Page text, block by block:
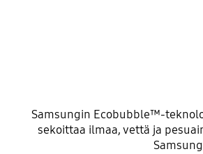
Samsungin Ecobubble™-
sekoittaa ilmaa, vettä ja